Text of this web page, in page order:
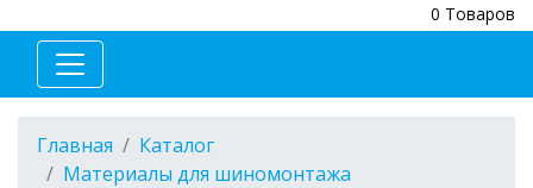
0 Товаров
Главная
Каталог
Материалы для шиномонтажа